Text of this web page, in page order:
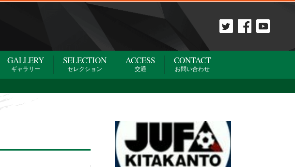
GALLERY
ギャラリー
SELECTION
セレクション
ACCESS
交通
CONTACT
お問い合わせ